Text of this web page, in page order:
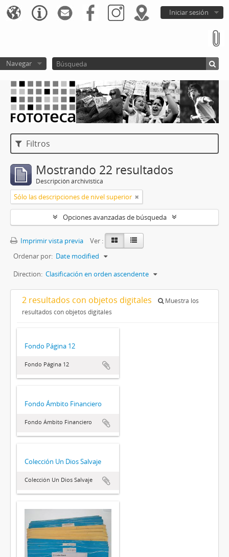
Iniciar sesión
Navegar
Filtros
Mostrando 22 resultados
Descripción archivística
Sólo las descripciones de nivel superior
Opciones avanzadas de búsqueda
Imprimir vista previa
Ver :
Ordenar por: Date modified
Direction: Clasificación en orden ascendente
2 resultados con objetos digitales
Muestra los
resultados con objetos digitales
Fondo Página 12
Fondo Página 12
Fondo Ámbito Financiero
Fondo Ámbito Financiero
Colección Un Dios Salvaje
Colección Un Dios Salvaje